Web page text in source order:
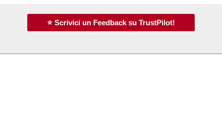
⭐ Scrivici un Feedback su TrustPilot!